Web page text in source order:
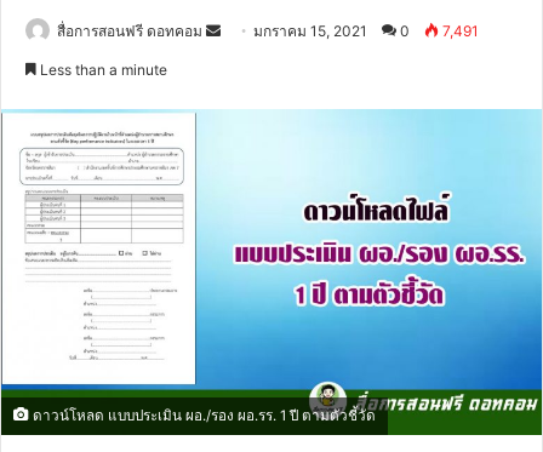
สื่อการสอนฟรี ดอทคอม
Sendมกราคม 15, 2021 0 7,491
Less than a minute
ดาวน์โหลด แบบประเมิน ผอ./รอง ผอ.รร. 1 ปี ตามตัวชี้วัด